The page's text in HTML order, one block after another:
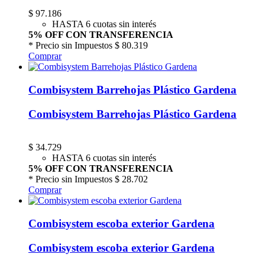
$ 97.186
HASTA 6 cuotas sin interés
5% OFF CON TRANSFERENCIA
* Precio sin Impuestos $ 80.319
Comprar
Combisystem Barrehojas Plástico Gardena
Combisystem Barrehojas Plástico Gardena
$ 34.729
HASTA 6 cuotas sin interés
5% OFF CON TRANSFERENCIA
* Precio sin Impuestos $ 28.702
Comprar
Combisystem escoba exterior Gardena
Combisystem escoba exterior Gardena